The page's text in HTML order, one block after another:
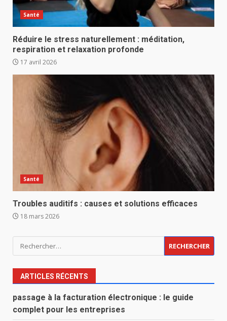
Santé
Réduire le stress naturellement : méditation,
respiration et relaxation profonde
17 avril 2026
Santé
Troubles auditifs : causes et solutions efficaces
18 mars 2026
Rechercher :
ARTICLES RÉCENTS
passage à la facturation électronique : le guide
complet pour les entreprises